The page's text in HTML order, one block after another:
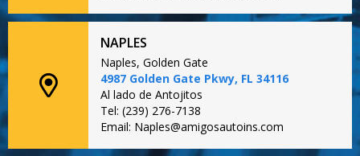
NAPLES
Naples, Golden Gate
4987 Golden Gate Pkwy, FL 34116
Al lado de Antojitos
Tel: (239) 276-7138
Email: Naples@amigosautoins.com